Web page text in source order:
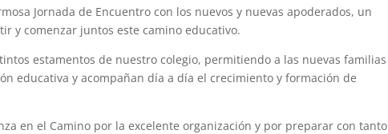
Jornada de Encuentro con los nuevos y nuevas apoderados, un
y comenzar juntos este camino educativo.
estamentos de nuestro colegio, permitiendo a las nuevas familias
educativa y acompañan día a día el crecimiento y formación de
en el Camino por la excelente organización y por preparar con tanto